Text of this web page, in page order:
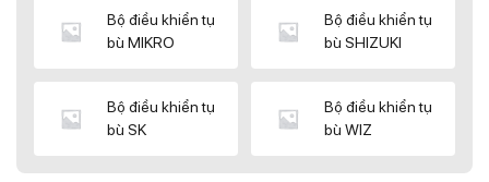
Bộ điều khiển tụ
bù MIKRO
Bộ điều khiển tụ
bù SHIZUKI
Bộ điều khiển tụ
bù SK
Bộ điều khiển tụ
bù WIZ